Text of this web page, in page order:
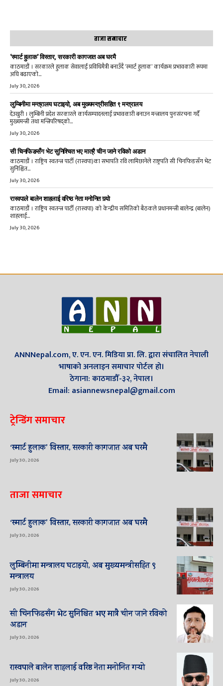
ताजा समाचार
‘स्मार्ट हुलाक’ विस्तार, सरकारी कागजात अब घरमै
काठमाडौं । सरकारले हुलाक सेवालाई प्रविधिमैत्री बनाउँदै ‘स्मार्ट हुलाक’ कार्यक्रम प्रभावकारी रूपमा
अघि बढाएको...
July 30, 2026
लुम्बिनीमा मन्त्रालय घटाइयो, अब मुख्यमन्त्रीसहित ९ मन्त्रालय
देउखुरी । लुम्बिनी प्रदेश सरकारले कार्यसम्पादनलाई प्रभावकारी बनाउन मन्त्रालय पुनःसंरचना गर्दै
मुख्यमन्त्री तथा मन्त्रिपरिषद्को...
July 30, 2026
सी चिनफिङसँग भेट सुनिश्चित भए मात्रै चीन जाने रविको अडान
काठमाडौं । राष्ट्रिय स्वतन्त्र पार्टी (रास्वपा)का सभापति रवि लामिछानेले राष्ट्रपति सी चिनफिङसँग भेट
सुनिश्चित...
July 30, 2026
रास्वपाले बालेन शाहलाई वरिष्ठ नेता मनोनित गर्‍यो
काठमाडौं । राष्ट्रिय स्वतन्त्र पार्टी (रास्वपा) को केन्द्रीय समितिको बैठकले प्रधानमन्त्री बालेन्द्र (बालेन)
शाहलाई...
July 30, 2026
ANNNepal.com, ए. एन. एन. मिडिया प्रा. लि. द्वारा संचालित नेपाली
भाषाको अनलाइन समाचार पोर्टल हो।
ठेगाना: काठमाडौँ-३२, नेपाल।
Email: asiannewsnepal@gmail.com
ट्रेन्डिंग समाचार
‘स्मार्ट हुलाक’ विस्तार, सरकारी कागजात अब घरमै
July 30, 2026
ताजा समाचार
‘स्मार्ट हुलाक’ विस्तार, सरकारी कागजात अब घरमै
July 30, 2026
लुम्बिनीमा मन्त्रालय घटाइयो, अब मुख्यमन्त्रीसहित ९
मन्त्रालय
July 30, 2026
सी चिनफिङसँग भेट सुनिश्चित भए मात्रै चीन जाने रविको
अडान
July 30, 2026
रास्वपाले बालेन शाहलाई वरिष्ठ नेता मनोनित गर्‍यो
July 30, 2026